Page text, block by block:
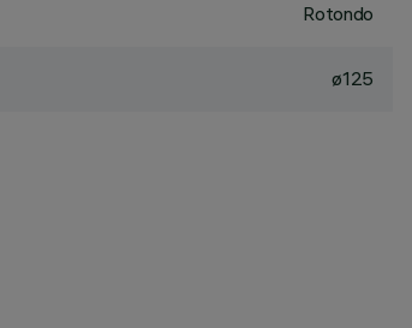
Rotondo
ø125